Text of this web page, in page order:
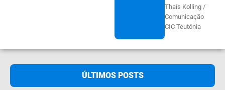
Thaís Kolling /
Comunicação
CIC Teutônia
ÚLTIMOS POSTS